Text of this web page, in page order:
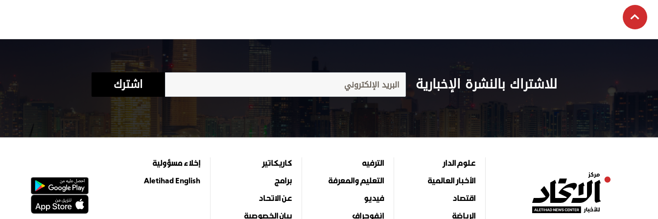
للاشتراك بالنشرة الإخبارية اشترك
علوم الدار
الأخبار العالمية
اقتصاد
الرياضة
الترفيه
التعليم والمعرفة
فيديو
إنفوجراف
كاريكاتير
برامج
عن الاتحاد
بيان الخصوصية
إخلاء مسؤولية
Aletihad English